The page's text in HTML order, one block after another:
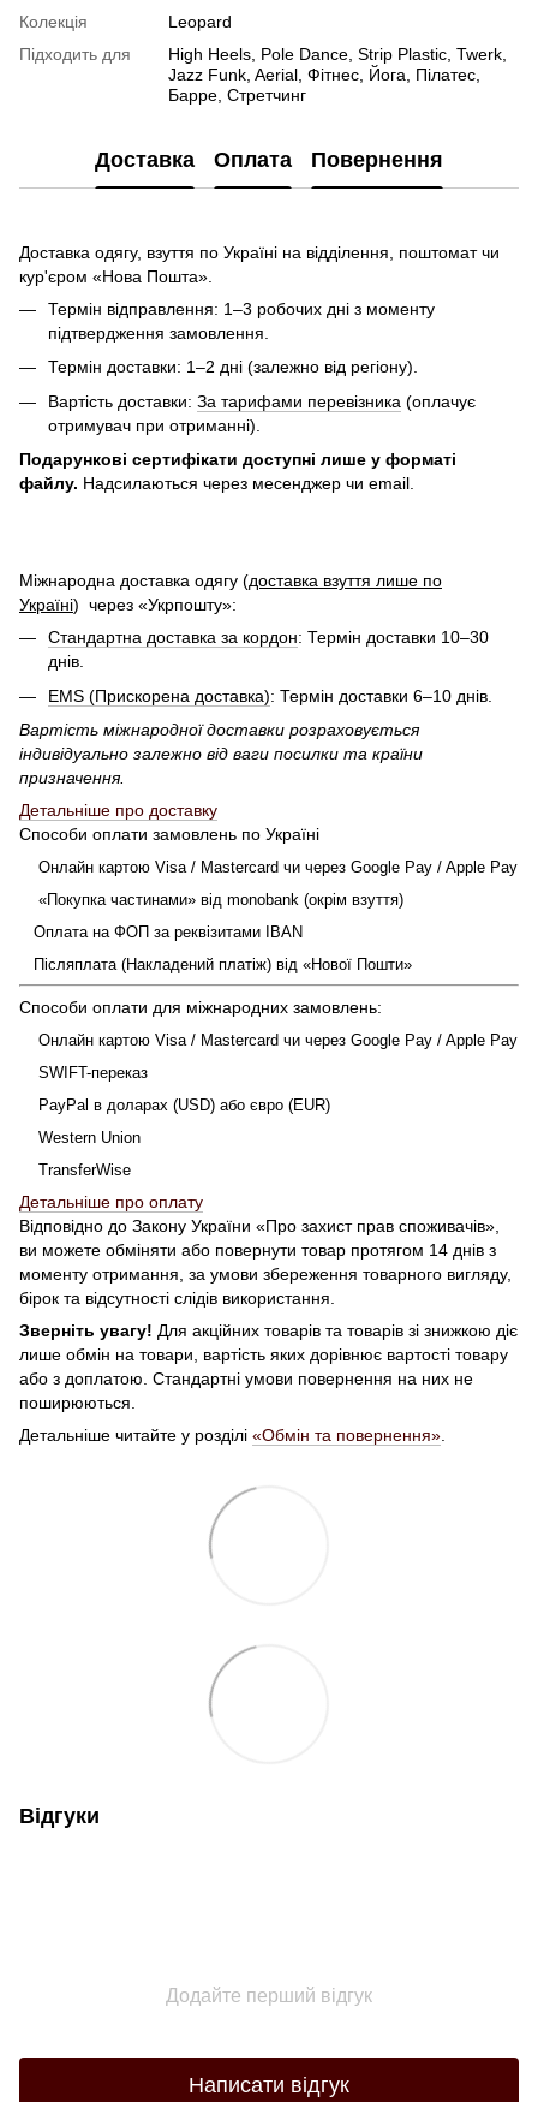
Колекція
Leopard
Підходить для
High Heels, Pole Dance, Strip Plastic, Twerk,
Jazz Funk, Aerial, Фітнес, Йога, Пілатес,
Барре, Стретчинг
Доставка Оплата Повернення
Доставка одягу, взуття по Україні на відділення, поштомат чи
кур'єром «Нова Пошта».
Термін відправлення: 1–3 робочих дні з моменту
підтвердження замовлення.
Термін доставки: 1–2 дні (залежно від регіону).
Вартість доставки: За тарифами перевізника (оплачує
отримувач при отриманні).
Подарункові сертифікати доступні лише у форматі
файлу. Надсилаються через месенджер чи email.
Міжнародна доставка одягу (доставка взуття лише по
Україні) через «Укрпошту»:
Стандартна доставка за кордон: Термін доставки 10–30
днів.
EMS (Прискорена доставка): Термін доставки 6–10 днів.
Вартість міжнародної доставки розраховується
індивідуально залежно від ваги посилки та країни
призначення.
Детальніше про доставку
Способи оплати замовлень по Україні
Онлайн картою Visa / Mastercard чи через Google Pay / Apple Pay
«Покупка частинами» від monobank (окрім взуття)
Оплата на ФОП за реквізитами IBAN
Післяплата (Накладений платіж) від «Нової Пошти»
Способи оплати для міжнародних замовлень:
Онлайн картою Visa / Mastercard чи через Google Pay / Apple Pay
SWIFT-переказ
PayPal в доларах (USD) або євро (EUR)
Western Union
TransferWise
Детальніше про оплату
Відповідно до Закону України «Про захист прав споживачів»,
ви можете обміняти або повернути товар протягом 14 днів з
моменту отримання, за умови збереження товарного вигляду,
бірок та відсутності слідів використання.
Зверніть увагу! Для акційних товарів та товарів зі знижкою діє
лише обмін на товари, вартість яких дорівнює вартості товару
або з доплатою. Стандартні умови повернення на них не
поширюються.
Детальніше читайте у розділі «Обмін та повернення»
Відгуки
Додайте перший відгук
Написати відгук